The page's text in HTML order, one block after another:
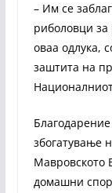
– Им се
риболовци
оваа одлука,
заштита на
збогатување
Мавровското
домашни